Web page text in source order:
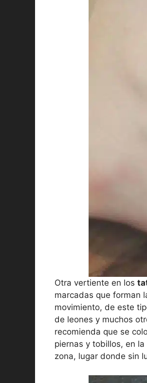
Otra vertiente en los
marcadas que forman
movimiento, de este
de leones y muchos
recomienda que se
piernas y tobillos, en
zona, lugar donde sin